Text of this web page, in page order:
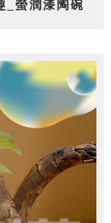
_螢潤漆陶碗